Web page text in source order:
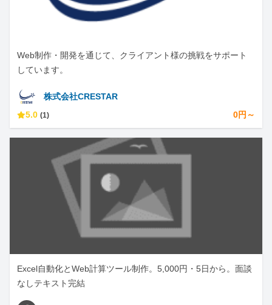
Web制作・開発を通じて、クライアント様の挑戦をサポート
しています。
株式会社CRESTAR
5.0 (1) 0円～
Excel自動化とWeb計算ツール制作。5,000円・5日から。面談
なしテキスト完結